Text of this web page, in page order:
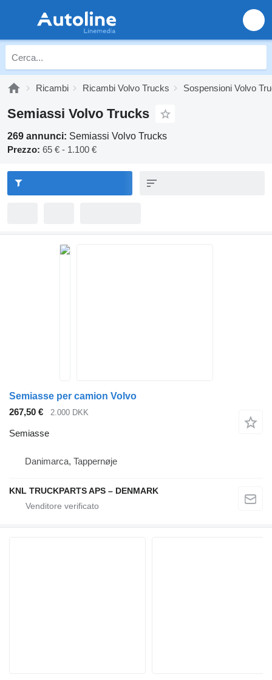
Ricambi Ricambi Volvo Trucks Sospensioni Volvo
Semiassi Volvo Trucks
269 annunci: Semiassi Volvo Trucks
Prezzo: 65 € - 1.100 €
Semiasse per camion Volvo
267,50 €
2.000 DKK
Semiasse
Danimarca, Tappernøje
KNL TRUCKPARTS APS – DENMARK